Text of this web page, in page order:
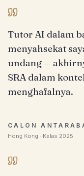
Tutor AI dalam
menyahsekat
undang —
SRA dalam
menghafalnya.
CALON
Hong Kong · Kelas 2025